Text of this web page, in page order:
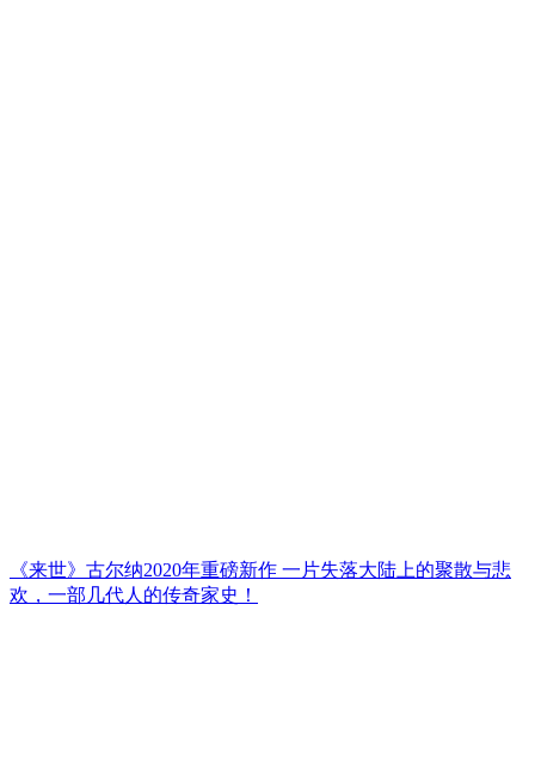
《来世》古尔纳2020年重磅新作 一片失落大陆上的聚散与悲
欢，一部几代人的传奇家史！